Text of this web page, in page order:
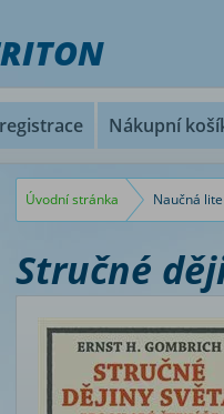
Nákupní
Úvodní stránka Naučná
Stručné